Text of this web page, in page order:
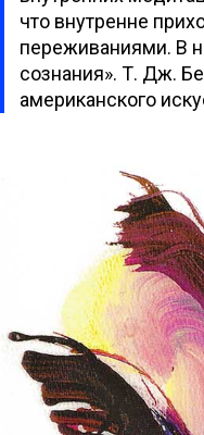
что внутренне
переживаниями. В
сознания». Т. Дж.
американского